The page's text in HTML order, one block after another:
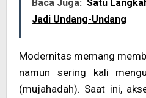
Baca Juga: Satu
Jadi Undang-Undang
Modernitas memang
namun sering kali
(mujahadah). Saat ini,